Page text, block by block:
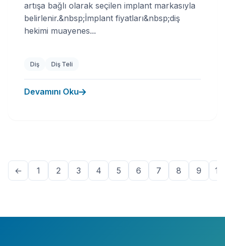
artışa bağlı olarak seçilen implant markasıyla
belirlenir.&nbsp;İmplant fiyatları&nbsp;diş
hekimi muayenes...
Diş Diş Teli
Devamını Oku
← 1 2 3 4 5 6 7 8 9 10